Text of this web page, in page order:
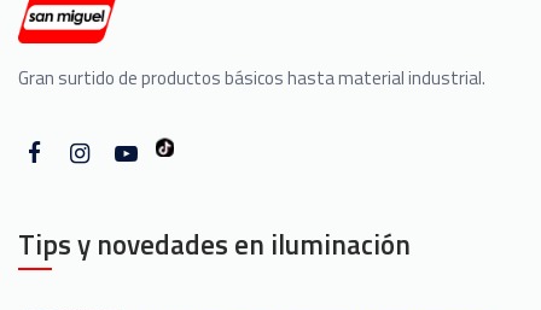
Gran surtido de productos básicos hasta material industrial.
Tips y novedades en iluminación